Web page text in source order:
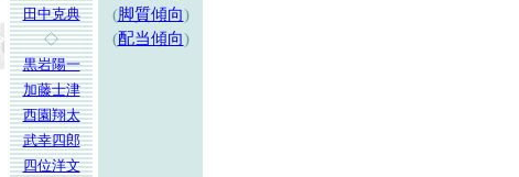
田中克典
◇
黒岩陽一
加藤士津
西園翔太
武幸四郎
四位洋文
(脚質傾向)
(配当傾向)